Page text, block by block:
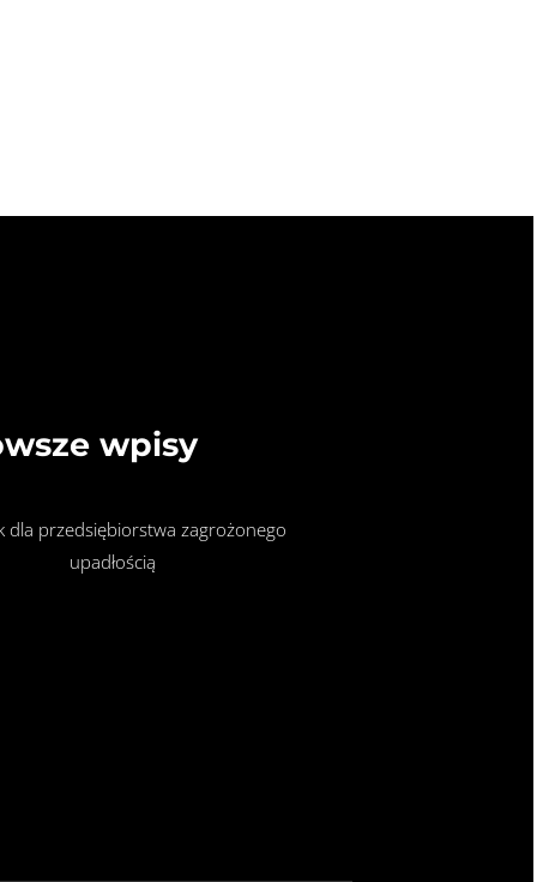
wpisy
dla przedsiębiorstwa zagrożonego
upadłością